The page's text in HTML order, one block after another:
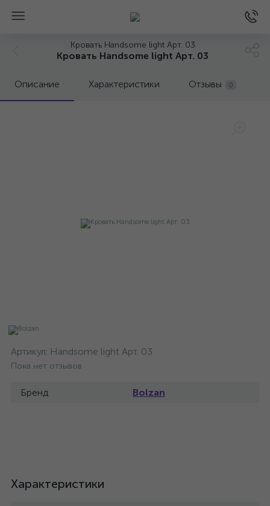
Кровать Handsome light Арт. 03
Кровать Handsome light Арт. 03
Описание Характеристики Отзывы 0
Артикул: Handsome light Арт. 03
Пока нет отзывов
Бренд Bolzan
Характеристики